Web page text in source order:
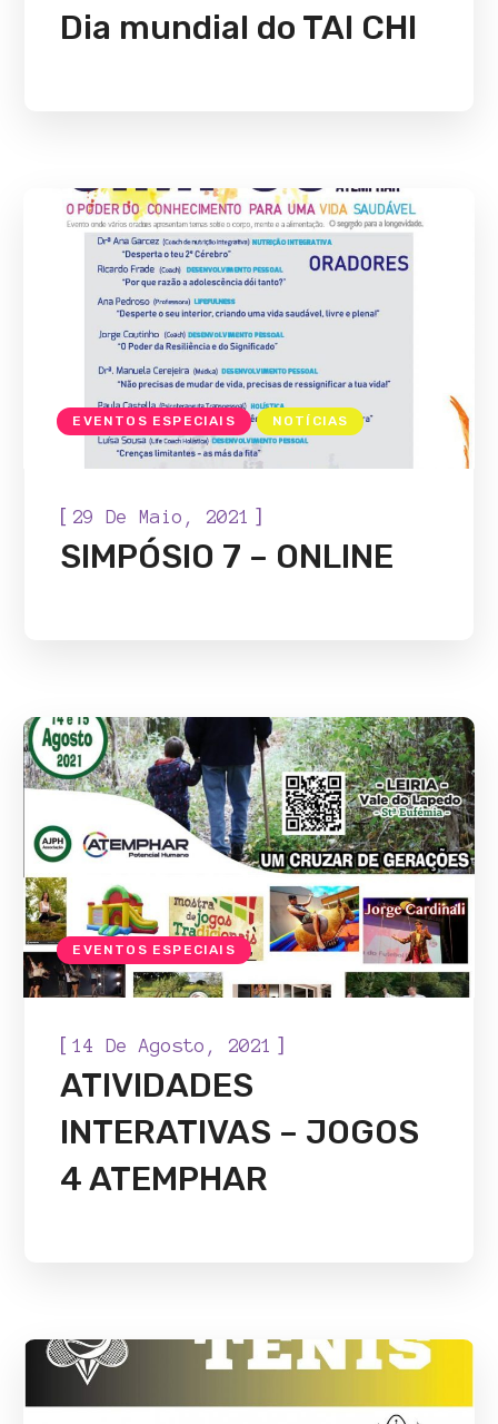
Dia mundial do TAI CHI
EVENTOS ESPECIAIS NOTÍCIAS
[ 29 De Maio, 2021 ]
SIMPÓSIO 7 – ONLINE
EVENTOS ESPECIAIS
[14 De Agosto, 2021 ]
ATIVIDADES
INTERATIVAS – JOGOS
4 ATEMPHAR